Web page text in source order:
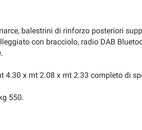
balestrini di rinforzo posteriori
con bracciolo, radio DAB
x mt 2.08 x mt 2.33 completo di
550.